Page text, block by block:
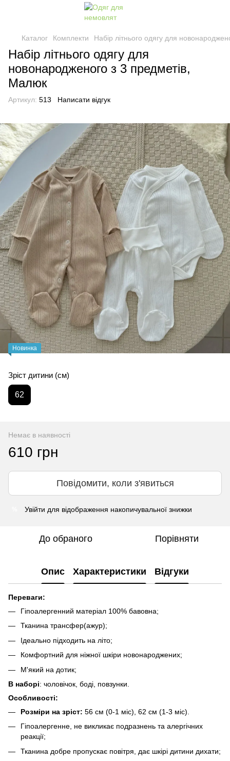
Каталог Комплекти Набір літнього одягу для
Набір літнього одягу для
новонародженого з 3 предметів,
Малюк
Артикул: 513 Написати відгук
Новинка
Зріст дитини (см)
62
Немає в наявності
610 грн
Повідомити, коли з'явиться
Увійти для відображення накопичувальної знижки
До обраного Порівняти
Опис Характеристики Відгуки
Переваги:
Гіпоалергенний матеріал 100% бавовна;
Тканина трансфер(ажур);
Ідеально підходить на літо;
Комфортний для ніжної шкіри новонароджених;
М'який на дотик;
В наборі: чоловічок, боді, повзунки.
Особливості:
Розміри на зріст: 56 см (0-1 міс), 62 см (1-3 міс).
Гіпоалергенне, не викликає подразнень та алергічних
реакції;
Тканина добре пропускає повітря, дає шкірі дитини дихати;